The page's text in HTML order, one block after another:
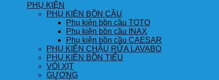
PHỤ KIỆN
PHỤ KIỆN BỒN CẦU
Phụ kiện bồn cầu TOTO
Phụ kiện bồn cầu INAX
Phụ kiện bồn cầu CAESAR
PHỤ KIỆN CHẬU RỬA LAVABO
PHỤ KIỆN BỒN TIỂU
VÒI XỊT
GƯƠNG